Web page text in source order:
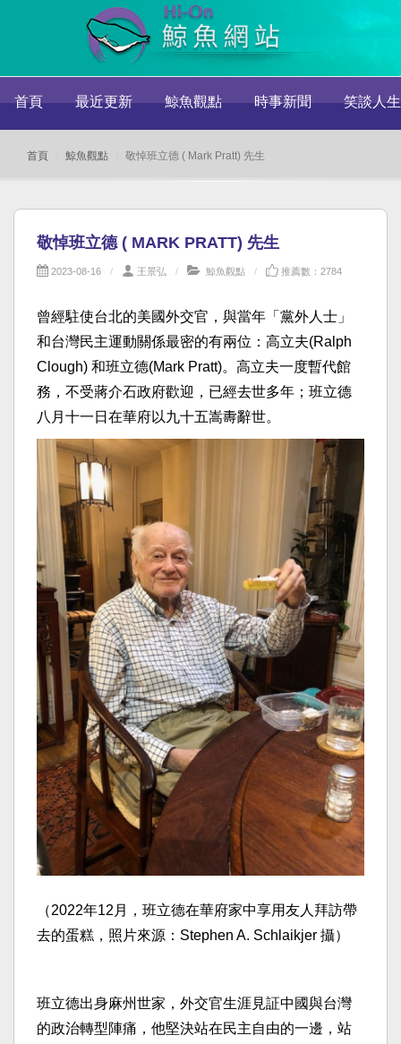
首頁 最近更新 鯨魚觀點 時事新聞 笑談人生
首頁 鯨魚觀點 敬悼班立德 ( Mark Pratt) 先生
敬悼班立德 ( MARK PRATT) 先生
2023-08-16 王景弘 鯨魚觀點 推薦數：2784
曾經駐使台北的美國外交官，與當年「黨外人士」
和台灣民主運動關係最密的有兩位：高立夫(Ralph
Clough) 和班立德(Mark Pratt)。高立夫一度暫代館
務，不受蔣介石政府歡迎，已經去世多年；班立德
八月十一日在華府以九十五嵩夀辭世。
（2022年12月，班立德在華府家中享用友人拜訪帶
去的蛋糕，照片來源：Stephen A. Schlaikjer 攝）
班立德出身麻州世家，外交官生涯見証中國與台灣
的政治轉型陣痛，他堅決站在民主自由的一邊，站